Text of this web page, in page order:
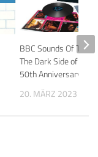
BBC Sounds Of The
The Dark Side of the
50th Anniversary
20. MÄRZ 2023